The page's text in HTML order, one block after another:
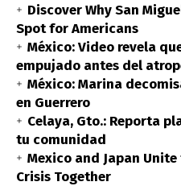
Discover Why San
Spot for Americans
México: Video revela
empujado antes del
México: Marina
en Guerrero
Celaya, Gto.: Reporta
tu comunidad
Mexico and Japan
Crisis Together